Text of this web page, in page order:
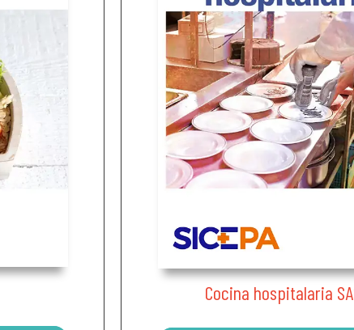
Cocina hospitalaria